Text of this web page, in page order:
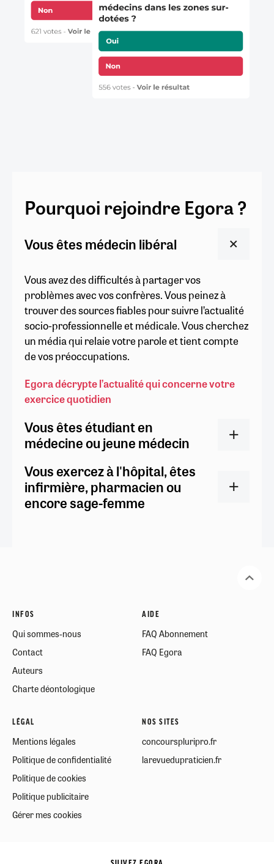
Pourquoi rejoindre Egora ?
Vous êtes médecin libéral
Vous avez des difficultés à partager vos
problèmes avec vos confrères. Vous peinez à
trouver des sources fiables pour suivre l’actualité
socio-professionnelle et médicale. Vous cherchez
un média qui relaie votre parole et tient compte
de vos préoccupations.
Egora décrypte l’actualité qui concerne votre
exercice quotidien
Vous êtes étudiant en
médecine ou jeune médecin
Vous exercez à l'hôpital, êtes
infirmière, pharmacien ou
encore sage-femme
INFOS
Qui sommes-nous
Contact
Auteurs
Charte déontologique
AIDE
FAQ Abonnement
FAQ Egora
LÉGAL
Mentions légales
Politique de confidentialité
Politique de cookies
Politique publicitaire
Gérer mes cookies
NOS SITES
concourspluripro.fr
larevuedupraticien.fr